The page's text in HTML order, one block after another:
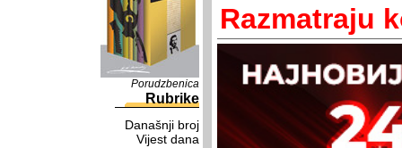
Porudzbenica
Rubrike
Današnji broj
Vijest dana
Razmatraju